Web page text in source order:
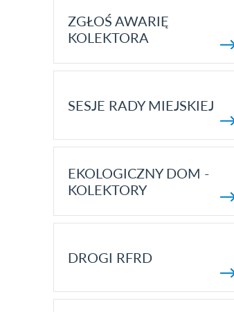
ZGŁOŚ AWARIĘ
KOLEKTORA
SESJE RADY MIEJSKIEJ
EKOLOGICZNY DOM -
KOLEKTORY
DROGI RFRD